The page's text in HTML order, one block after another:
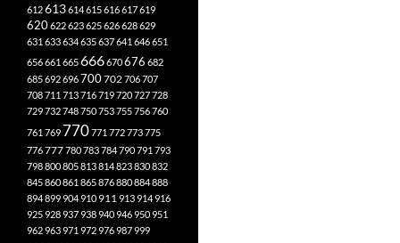
612613614615616617619
620622623625626628629
631 633634635637641 646651
656661 665666670676 682
685692696700702706707
708711 713716719720727728
729732748750753755756760
761 769 770771 772773775
776777780783784790791 793
798800805813814823830832
845860861 865876880884888
894899904910 911 913914916
925928937938940946950951
962963971 972976987999